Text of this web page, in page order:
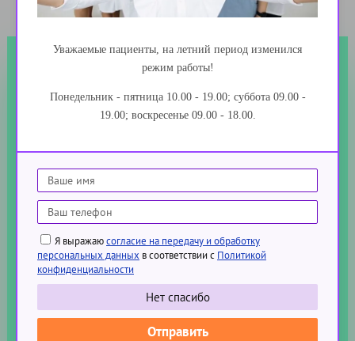
Записаться на прием!
Дополнительная информация
Уважаемые пациенты, на летний период изменился
режим работы!
Понедельник - пятница 10.00 - 19.00; суббота 09.00 -
19.00; воскресенье 09.00 - 18.00.
Я выражаюсогласие на передачу и обработку
персональных данных в соответствии с Политикой
конфиденциальности
Нет спасибо
Отправить